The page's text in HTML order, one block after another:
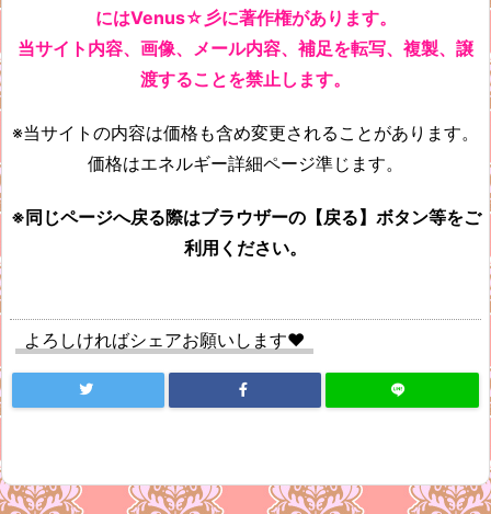
にはVenus☆彡に著作権があります。
当サイト内容、画像、メール内容、補足を転写、複製、譲
渡することを禁止します。
※当サイトの内容は価格も含め変更されることがあります。
価格はエネルギー詳細ページ準じます。
※同じページへ戻る際はブラウザーの【戻る】ボタン等をご
利用ください。
よろしければシェアお願いします♥